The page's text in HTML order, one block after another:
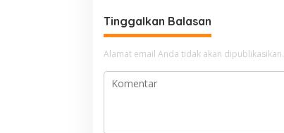
Tinggalkan Balasan
Alamat email Anda tidak akan dipublikasikan.